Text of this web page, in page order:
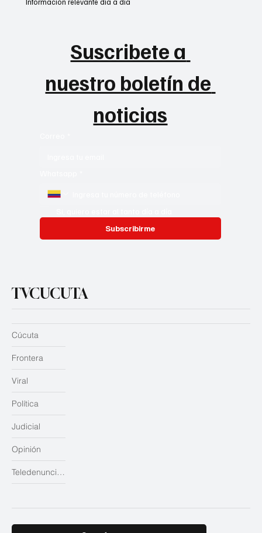
Suscribete a
nuestro boletín de
noticias
Subscribirme
TVCUCUTA
Judicial
Opinión
Teledenuncias
Cúcuta
Frontera
Viral
Política